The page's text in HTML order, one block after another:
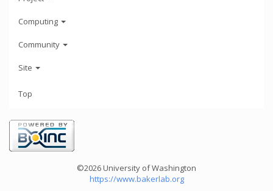
Computing
Community
Site
Top
©2026 University of Washington
https://www.bakerlab.org